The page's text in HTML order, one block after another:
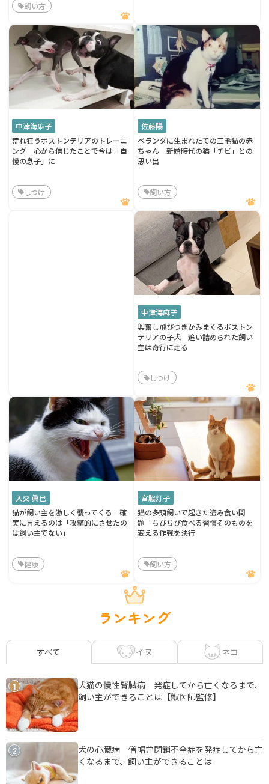
飼い方
中津海麻子
荒れ狂うボストンテリアのトレーニ
ング 心から信じたことで今は「自
慢の息子」に
しつけ
佐藤陽
ベランダに生まれたての三毛猫の赤
ちゃん 新婚時代の猫「チビ」との
思い出
飼い方
中津海麻子
興奮し飛びつきかみまくるボストン
テリアの子犬 追い詰められた飼い
主は奇行に走る
しつけ
入交 眞巳
猫が飼い主を激しく襲ってくる 確
実に言えるのは「攻撃的にさせたの
は飼い主でない」
健康
宮脇灯子
猫の多頭飼いで起きた盗み食い問
題 ちびちび食べる習慣そのものを
変える作戦を決行
飼い方
ランキング
すべて イヌ ネコ
1
犬猫の慢性腎臓病 発症してから亡くなるまで、
飼い主ができることは【獣医師監修】
2
犬の心臓病 僧帽弁閉鎖不全症を発症してから亡
くなるまで、飼い主ができることは